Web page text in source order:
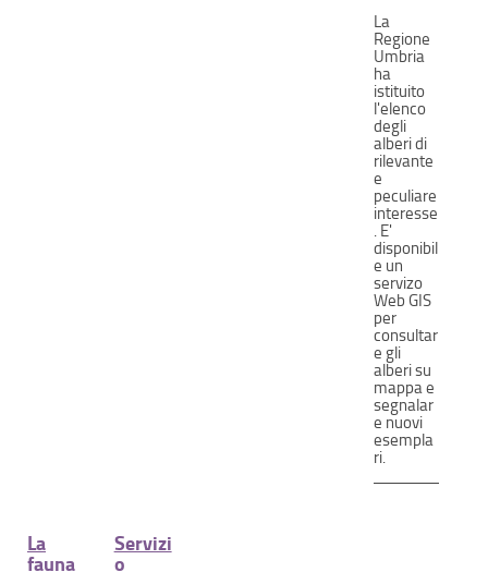
La
Regione
Umbria
ha
istituito
l'elenco
degli
alberi di
rilevante
e
peculiare
interesse
. E'
disponibil
e un
servizo
Web GIS
per
consultar
e gli
alberi su
mappa e
segnalar
e nuovi
esempla
ri.
La
fauna
Servizi
o